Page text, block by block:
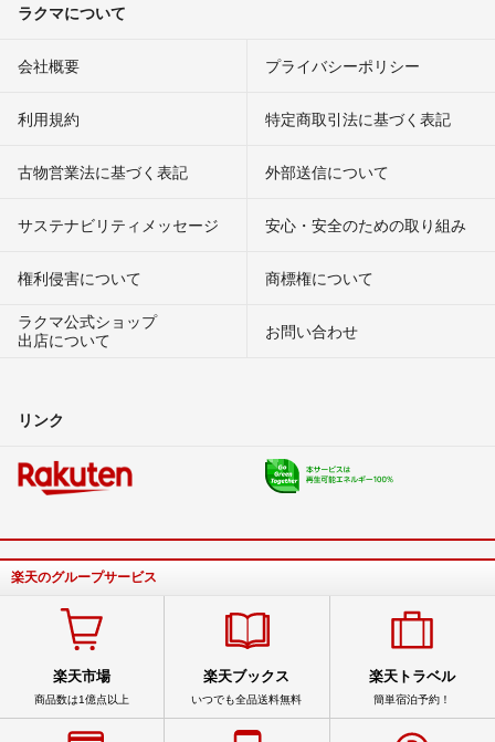
ラクマについて
会社概要 プライバシーポリシー
利用規約 特定商取引法に基づく表記
古物営業法に基づく表記 外部送信について
サステナビリティメッセージ 安心・安全のための取り組み
権利侵害について
商標権について
ラクマ公式ショップ
出店について
お問い合わせ
リンク
楽天のグループサービス
楽天市場
商品数は1億点以上
楽天ブックス
いつでも全品送料無料
楽天トラベル
簡単宿泊予約！